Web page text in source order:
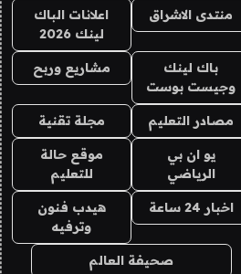
منتدى الاشراق
اعلانات الباك
لينك 2026
باك لينك
وجيست بوست
مشاريع وربح
مصادر التعليم مجلة تقنية
يو ان بي
الرياضي
موقع حالة
للتعليم
اخبار 24 ساعة
هيدب فنون
وترفيه
صحيفة العالم